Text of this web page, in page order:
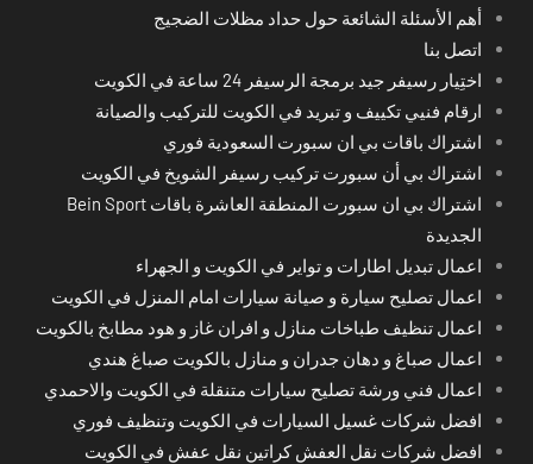
أهم الأسئلة الشائعة حول حداد مظلات الضجيج
اتصل بنا
اختِيار رسيفر جيد برمجة الرسيفر 24 ساعة في الكويت
ارقام فنيي تكييف و تبريد في الكويت للتركيب والصيانة
اشتراك باقات بي ان سبورت السعودية فوري
اشتراك بي أن سبورت تركيب رسيفر الشويخ في الكويت
اشتراك بي ان سبورت المنطقة العاشرة باقات Bein Sport
الجديدة
اعمال تبديل اطارات و تواير في الكويت و الجهراء
اعمال تصليح سيارة و صيانة سيارات امام المنزل في الكويت
اعمال تنظيف طباخات منازل و افران غاز و هود مطابخ بالكويت
اعمال صباغ و دهان جدران و منازل بالكويت صباغ هندي
اعمال فني ورشة تصليح سيارات متنقلة في الكويت والاحمدي
افضل شركات غسيل السيارات في الكويت وتنظيف فوري
افضل شركات نقل العفش كراتين نقل عفش في الكويت